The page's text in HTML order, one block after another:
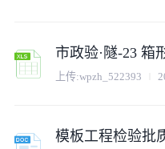
上传:wpzh_522393
模板工程检验批